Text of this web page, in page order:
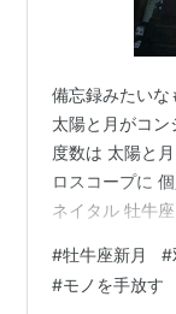
備忘録みたい
太陽と月がコ
度数は 太陽と
ロスコープに
ネイタル 牡牛
ったかも～✨
年前からずーっ
#牡牛座新月 #
#モノを手放す